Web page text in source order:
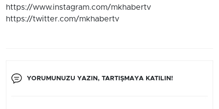
https://www.instagram.com/mkhabertv
https://twitter.com/mkhabertv
YORUMUNUZU YAZIN, TARTIŞMAYA KATILIN!